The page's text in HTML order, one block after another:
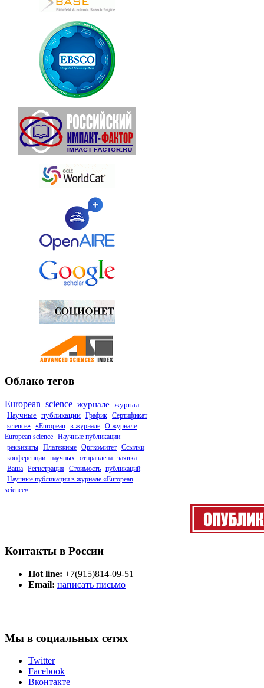
Облако тегов
European science журнале журнал
Научные публикации График Сертификат
science» «European в журнале О журнале
European science Научные публикации
реквизиты Платежные Оргкомитет Ссылки
конференции научных отправлена заявка
Ваша Регистрация Стоимость публикаций
Научные публикации в журнале «European
science»
Контакты в России
Hot line: +7(915)814-09-51
Email: написать письмо
Мы в социальных сетях
Twitter
Facebook
Вконтакте